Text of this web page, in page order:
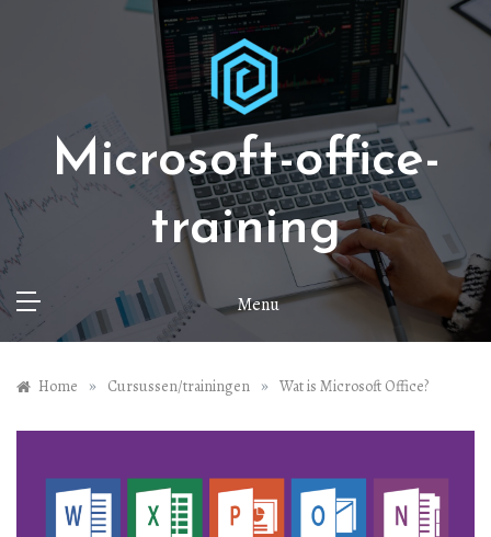
Microsoft-office-
training
Menu
Home » Cursussen/trainingen » Wat is Microsoft Office?